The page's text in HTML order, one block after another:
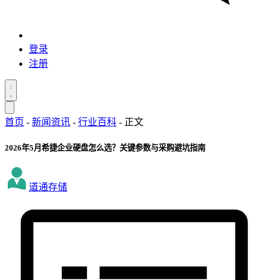
登录
注册
首页 - 新闻资讯 - 行业百科 - 正文
2026年5月希捷企业硬盘怎么选？关键参数与采购避坑指南
道通存储